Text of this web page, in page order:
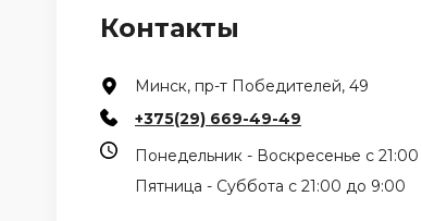
Контакты
Минск, пр-т Победителей, 49
+375(29) 669-49-49
Понедельник - Воскресенье с
Пятница - Суббота с 21:00 до 9:00